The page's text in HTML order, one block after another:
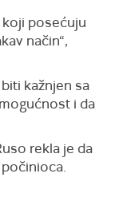
posećuju
način“,
kažnjen sa
i da
rekla je da